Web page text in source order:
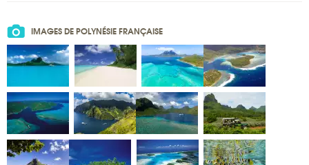
IMAGES DE POLYNÉSIE FRANÇAISE